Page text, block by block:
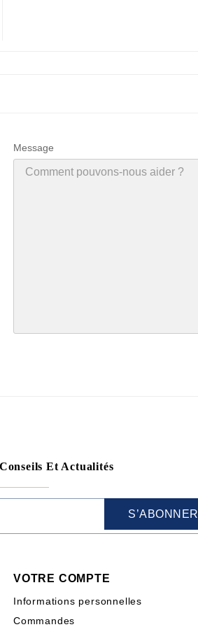
Message
Et Actualités
S’ABONNER
VOTRE COMPTE
Informations personnelles
Commandes